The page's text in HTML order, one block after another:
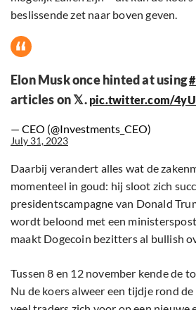
beslissende zet naar boven geven.
Elon Musk once hinted at using
articles on 𝕏. pic.twitter.com/
— CEO (@Investments_CEO)
July 31, 2023
Daarbij verandert alles wat de
momenteel in goud: hij sloot zich
presidentscampagne van Donald
wordt beloond met een
maakt Dogecoin bezitters al bullish
Tussen 8 en 12 november kende de
Nu de koers alweer een tijdje rond